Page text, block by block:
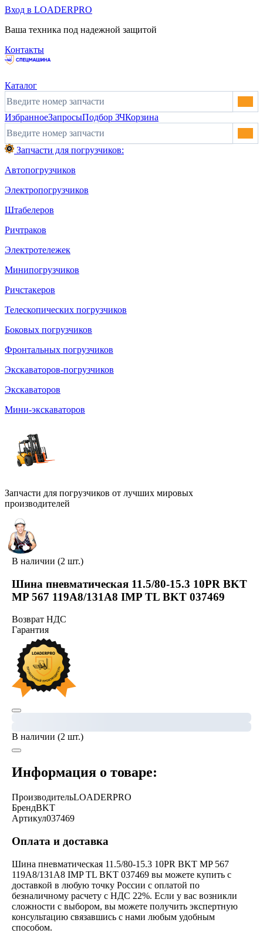
Вход в LOADERPRO
Ваша техника под надежной защитой
Контакты
Каталог
ИзбранноеЗапросыПодбор ЗЧКорзина
Запчасти для погрузчиков:
Автопогрузчиков
Электропогрузчиков
Штабелеров
Ричтраков
Электротележек
Минипогрузчиков
Ричстакеров
Телескопических погрузчиков
Боковых погрузчиков
Фронтальных погрузчиков
Экскаваторов-погрузчиков
Экскаваторов
Мини-экскаваторов
Запчасти для погрузчиков от лучших мировых
производителей
В наличии (2 шт.)
Шина пневматическая 11.5/80-15.3 10PR BKT
MP 567 119A8/131A8 IMP TL BKT 037469
Возврат НДС
Гарантия
В наличии (2 шт.)
Информация о товаре:
ПроизводительLOADERPRO
БрендBKT
Артикул037469
Оплата и доставка
Шина пневматическая 11.5/80-15.3 10PR BKT MP 567
119A8/131A8 IMP TL BKT 037469 вы можете купить с
доставкой в любую точку России с оплатой по
безналичному расчету с НДС 22%. Если у вас возникли
сложности с выбором, вы можете получить экспертную
консультацию связавшись с нами любым удобным
способом.